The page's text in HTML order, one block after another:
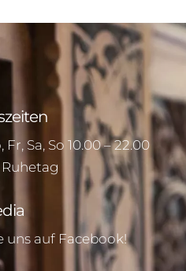
Fr, Sa, So 10.00 – 22.00
uns auf Facebook!